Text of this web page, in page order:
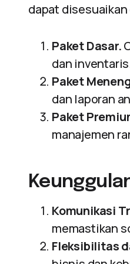
dapat
Paket Dasar.
dan
Paket
dan laporan
Paket
manajemen
Komunikasi
memastikan
Fleksibilitas